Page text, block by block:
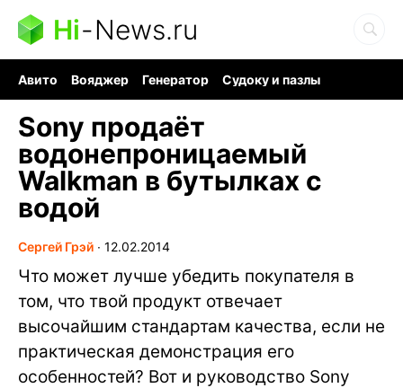
Hi-News.ru
Авито Вояджер Генератор
Судоку и пазлы
Sony продаёт
водонепроницаемый
Walkman в бутылках с
водой
Сергей Грэй ∙ 12.02.2014
Что может лучше убедить покупателя в
том, что твой продукт отвечает
высочайшим стандартам качества, если не
практическая демонстрация его
особенностей? Вот и руководство Sony